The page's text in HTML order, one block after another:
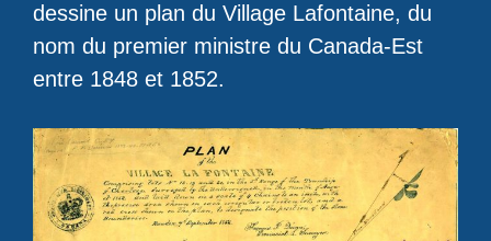
dessine un plan du Village Lafontaine, du
nom du premier ministre du Canada-Est
entre 1848 et 1852.